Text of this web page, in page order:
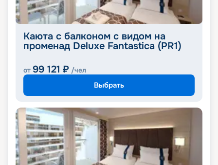
Каюта с балконом с видом на
променад Deluxe Fantastica (PR1)
от 99 121 ₽ /чел
Выбрать